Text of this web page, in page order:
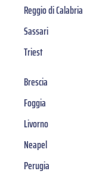
Reggio di Calabria
Sassari
Triest
Brescia
Foggia
Livorno
Neapel
Perugia